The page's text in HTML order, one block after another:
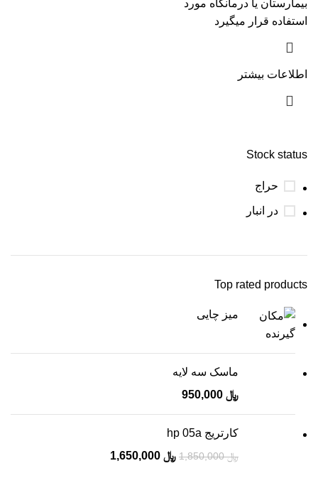
Stock status
حراج
در انبار
Top rated products
میز چایی
ماسک سه لایه
﷼
کارتریج hp 05a
﷼1,850,000 ﷼
بیمارستان یا درمانگاه مورد
استفاده قرار میگیرد
اطلاعات بیشتر